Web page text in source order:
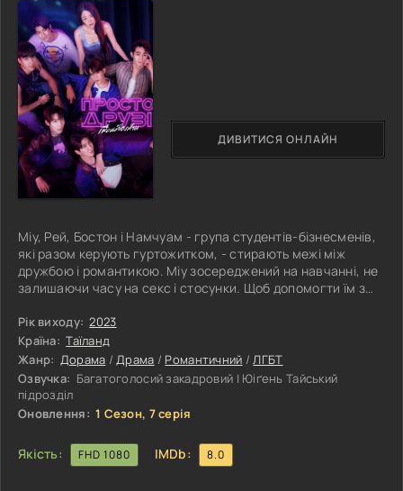
Міу, Рей, Бостон і Намчуам - група студентів-бізнесменів,
які разом керують гуртожитком, - стирають межі між
дружбою і романтикою. Міу зосереджений на навчанні, не
залишаючи часу на секс і стосунки. Щоб допомогти їм з
Топом. Бостон не очікував, що Топ зацікавиться Міу, і він
незадоволений таким поворотом подій. Студентка
економічного факультету Сенд хоче ексклюзивних
стосунків з Реєм, але Рей має почуття до Міу і не
зацікавлений у дружбі.
Рік виходу: 2023
Країна: Таїланд
Жанр: Дорама /Драма / Романтичний /ЛГБТ
Озвучка: Багатоголосий закадровий | Юіґень Тайський
підрозділ
Оновлення: 1 Сезон, 7 серія
Якість: FHD 1080 IMDb: 8.0
ДИВИТИСЯ ОНЛАЙН